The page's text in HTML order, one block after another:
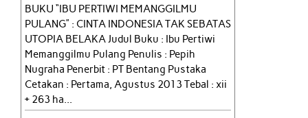
BUKU “IBU PERTIWI MEMANGGILMU
PULANG” : CINTA INDONESIA TAK SEBATAS
UTOPIA BELAKA Judul Buku : Ibu Pertiwi
Memanggilmu Pulang Penulis : Pepih
Nugraha Penerbit : PT Bentang Pustaka
Cetakan : Pertama, Agustus 2013 Tebal : xii
+ 263 ha...